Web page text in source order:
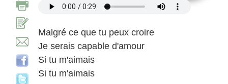
Malgré ce que tu peux croire
Je serais capable d'amour
Si tu m'aimais
Si tu m'aimais